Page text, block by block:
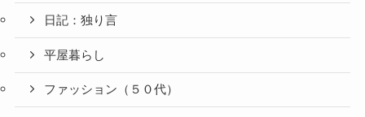
日記：独り言
平屋暮らし
ファッション（５０代）